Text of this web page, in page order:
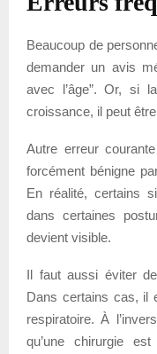
Beaucoup de
demander un avis
avec l’âge”. Or, si
croissance, il peut
Autre erreur
forcément bénigne
En réalité, certains
dans certaines
devient visible.
Il faut aussi éviter
Dans certains cas, il
respiratoire. À
qu’une chirurgie